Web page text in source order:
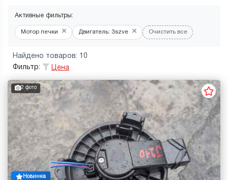
Активные фильтры:
Мотор печки × Двигатель: 3szve × Очистить все
Найдено товаров: 10
Фильтр:
Цена
2 фото
Новинка